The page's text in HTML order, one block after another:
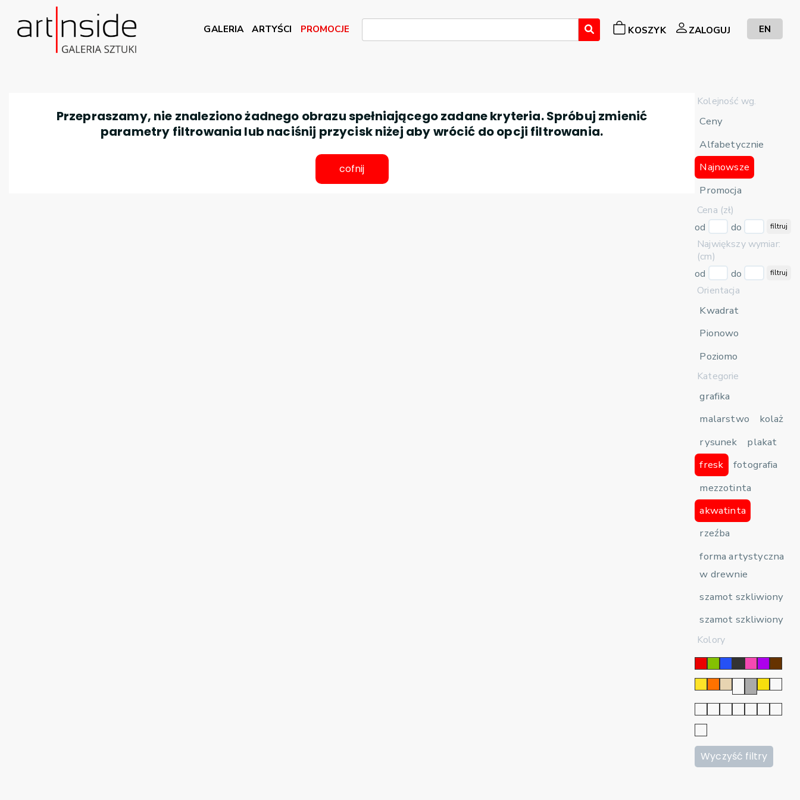
GALERIA ARTYŚCI PROMOCJE KOSZYK ZALOGUJ EN
Kolejność wg.
Ceny
Alfabetycznie
Najnowsze
Promocja
Cena (zł)
od
do filtruj
Największy wymiar:
(cm)
od
do filtruj
Orientacja
Kwadrat
Pionowo
Poziomo
Kategorie
grafika
malarstwo
kolaż
rysunek
plakat
fresk
fotografia
mezzotinta
akwatinta
rzeźba
forma artystyczna
w drewnie
szamot szkliwiony
szamot szkliwiony
Kolory
Wyczyść filtry
Przepraszamy, nie znaleziono żadnego obrazu spełniającego zadane kryteria. Spróbuj zmienić
parametry filtrowania lub naciśnij przycisk niżej aby wrócić do opcji filtrowania.
cofnij